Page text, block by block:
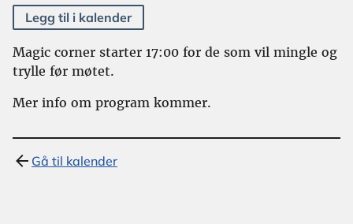
Legg til i kalender
Magic corner starter 17:00 for de som vil mingle og
trylle før møtet.
Mer info om program kommer.
Gå til kalender